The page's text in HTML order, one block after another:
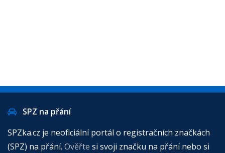
SPZ na přání
SPZka.cz je neoficiální portál o registračních značkách
(SPZ) na přání. Ověřte si svoji značku na přání nebo si